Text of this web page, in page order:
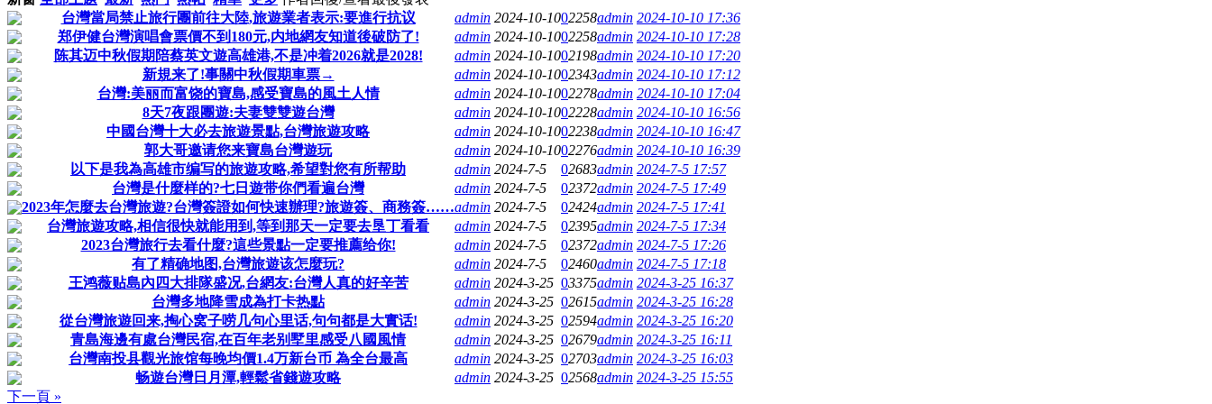
台灣當局禁止旅行團前往大陸,旅遊業者表示:要進行抗议
admin 2024-10-1002258admin 2024-10-10 17:36
郑伊健台灣演唱會票價不到180元,内地網友知道後破防了!
admin 2024-10-1002258admin 2024-10-10 17:28
陈其迈中秋假期陪蔡英文遊高雄港,不是冲着2026就是2028!
admin 2024-10-1002198admin 2024-10-10 17:20
新規来了!事關中秋假期車票→
admin 2024-10-1002343admin 2024-10-10 17:12
台灣:美丽而富饶的寶島,感受寶島的風土人情
admin 2024-10-1002278admin 2024-10-10 17:04
8天7夜跟團遊:夫妻雙雙遊台灣
admin 2024-10-1002228admin 2024-10-10 16:56
中國台灣十大必去旅遊景點,台灣旅遊攻略
admin 2024-10-1002238admin 2024-10-10 16:47
郭大哥邀请您来寶島台灣遊玩
admin 2024-10-1002276admin 2024-10-10 16:39
以下是我為高雄市编写的旅遊攻略,希望對您有所帮助
admin 2024-7-5 02683admin 2024-7-5 17:57
台灣是什麼样的?七日遊带你們看遍台灣
admin 2024-7-5 02372admin 2024-7-5 17:49
2023年怎麼去台灣旅遊?台灣簽證如何快速辦理?旅遊簽、商務簽……admin 2024-7-5 02424admin 2024-7-5 17:41
台灣旅遊攻略,相信很快就能用到,等到那天一定要去垦丁看看
admin 2024-7-5 02395admin 2024-7-5 17:34
2023台灣旅行去看什麼?這些景點一定要推薦给你!
admin 2024-7-5 02372admin 2024-7-5 17:26
有了精确地图,台灣旅遊该怎麼玩?
admin 2024-7-5 02460admin 2024-7-5 17:18
王鸿薇贴島內四大排隊盛况,台網友:台灣人真的好辛苦
admin 2024-3-25 03375admin 2024-3-25 16:37
台灣多地降雪成為打卡热點
admin 2024-3-25 02615admin 2024-3-25 16:28
從台灣旅遊回来,掏心窝子唠几句心里话,句句都是大實话!
admin 2024-3-25 02594admin 2024-3-25 16:20
青島海邊有處台灣民宿,在百年老别墅里感受八國風情
admin 2024-3-25 02679admin 2024-3-25 16:11
台灣南投县觀光旅馆每晚均價1.4万新台币 為全台最高
admin 2024-3-25 02703admin 2024-3-25 16:03
畅遊台灣日月潭,輕鬆省錢遊攻略
admin 2024-3-25 02568admin 2024-3-25 15:55
下一頁 »